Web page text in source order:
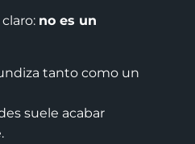
no es un
tanto como un
suele acabar